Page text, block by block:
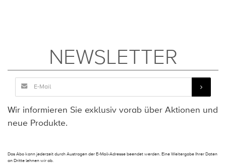
NEWSLETTER
Wir informieren Sie exklusiv vorab über Aktionen und
neue Produkte.
Das Abo kann jederzeit durch Austragen der E-Mail-Adresse beendet werden. Eine Weitergabe Ihrer Daten
an Dritte lehnen wir ab.